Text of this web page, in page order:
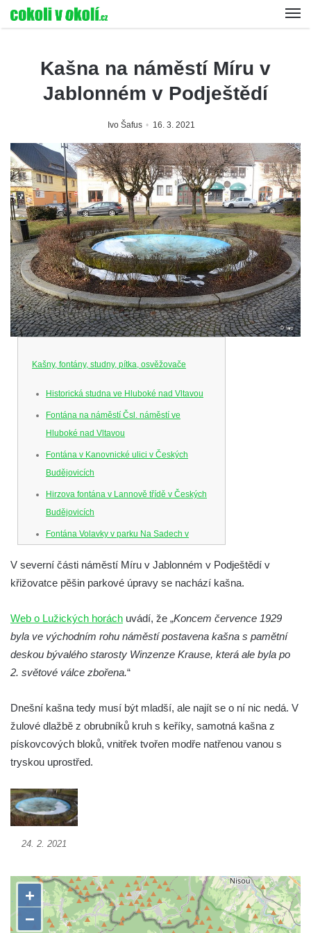
Kašna na náměstí Míru v
Jablonném v Podještědí
Ivo Šafus 16. 3. 2021
Kašny, fontány, studny, pítka, osvěžovače
Historická studna ve Hluboké nad Vltavou
Fontána na náměstí Čsl. náměstí ve
Hluboké nad Vltavou
Fontána v Kanovnické ulici v Českých
Budějovicích
Hirzova fontána v Lannově třídě v Českých
Budějovicích
Fontána Volavky v parku Na Sadech v
chlapce s žábou) v parku Na Sadech v
Kašna v parku Na Sadech u Pražské třídy v
Českých Budějovicích
Samsonova kašna na náměstí Přemysla
Kašna na náměstí J. V. Kamarýta ve
Velešíně
Kašna na nádvoří za vstupem v ZOO
Leipzig
Kašna se sousoším medvíďat v ZOO
Leipzig
Kamenná kašna na styku tří CHKO v České
Kamenici
Kašna na náměstí Míru v Bochově
Kašna na čestném dvoře zámku v
Duchcově
V severní části náměstí Míru v Jablonném v Podještědí v
křižovatce pěšin parkové úpravy se nachází kašna.
Web o Lužických horách uvádí, že „Koncem července 1929
byla ve východním rohu náměstí postavena kašna s pamětní
deskou bývalého starosty Winzenze Krause, která ale byla po
2. světové válce zbořena.“
Dnešní kašna tedy musí být mladší, ale najít se o ní nic nedá. V
žulové dlažbě z obrubníků kruh s keříky, samotná kašna z
pískovcových bloků, vnitřek tvořen modře natřenou vanou s
tryskou uprostřed.
24. 2. 2021